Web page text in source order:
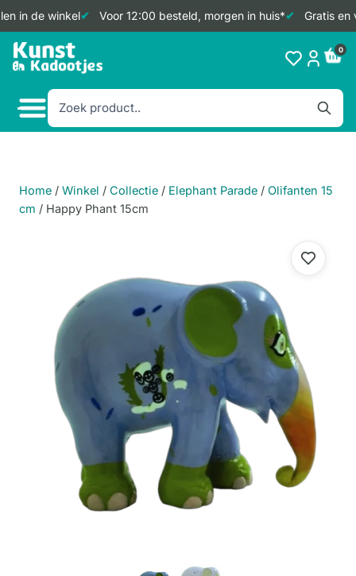
in de winkel Voor 12:00 besteld, morgen in huis* Gratis en
Doorgaan
naar
0
Home / Winkel / Collectie / Elephant Parade / Olifanten 15
cm / Happy Phant 15cm